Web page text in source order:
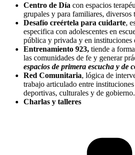
Centro de Día con espacios
grupales y para familiares, diversos
Desafío creértela para cuidarte,
especifica con adolescentes en
pública y privada y en instituciones
Entrenamiento 923, tiende a
las comunidades de fe y generar
espacios de primera escucha y de
Red Comunitaria, lógica de
trabajo articulado entre instituciones
deportivas, culturales y de gobierno.
Charlas y talleres